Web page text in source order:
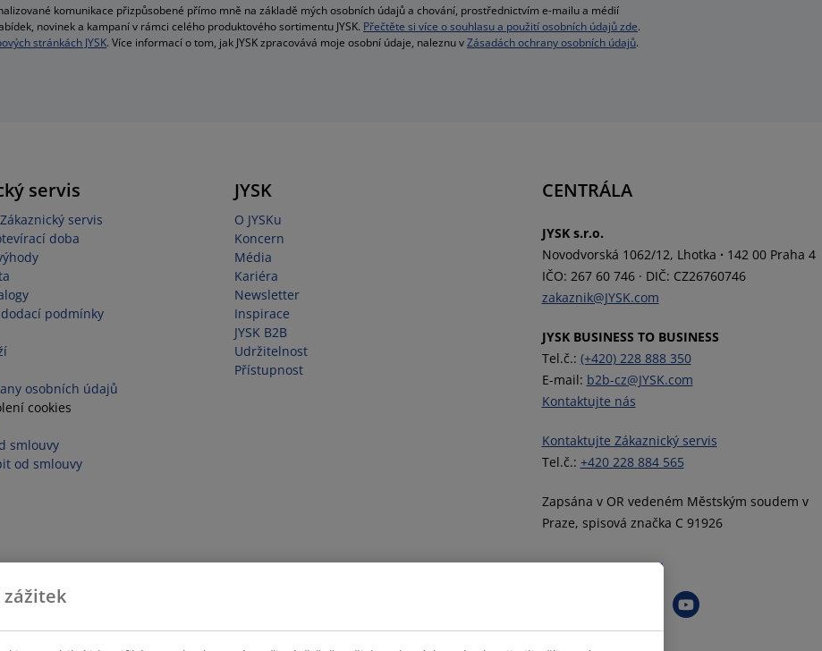
komunikace přizpůsobené přímo mně na základě mých osobních údajů a chování, prostřednictvím e-mailu a médií
novinek a kampaní v rámci celého produktového sortimentu JYSK. Přečtěte si více o souhlasu a použití osobních údajů zde.
stránkách JYSK. Více informací o tom, jak JYSK zpracovává moje osobní údaje, naleznu vZásadách ochrany osobních údajů.
servis
servis
doba
podmínky
osobních údajů
cookies
smlouvy
od smlouvy
JYSK
O JYSKu
Koncern
Média
Kariéra
Newsletter
Inspirace
JYSK B2B
Udržitelnost
Přístupnost
CENTRÁLA
JYSK s.r.o.
Novodvorská 1062/12, Lhotka · 142 00 Praha 4
IČO: 267 60 746 · DIČ: CZ26760746
zakaznik@JYSK.com
JYSK BUSINESS TO BUSINESS
Tel.č.: (+420) 228 888 350
E-mail: b2b-cz@JYSK.com
Kontaktujte nás
Kontaktujte Zákaznický servis
Tel.č.: +420 228 884 565
Zapsána v OR vedeném Městským soudem v
Praze, spisová značka C 91926
zážitek